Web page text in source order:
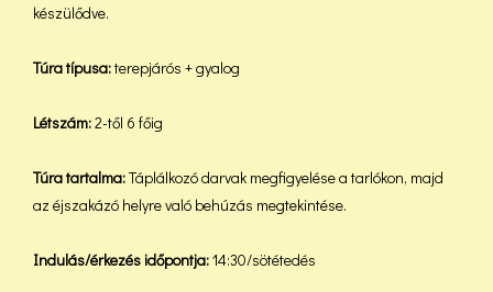
készülődve.
Túra típusa:terepjárós + gyalog
Létszám:2-től 6 főig
Túra tartalma:Táplálkozó darvak megfigyelése a tarlókon, majd
az éjszakázó helyre való behúzás megtekintése.
Indulás/érkezés időpontja:14:30/sötétedés